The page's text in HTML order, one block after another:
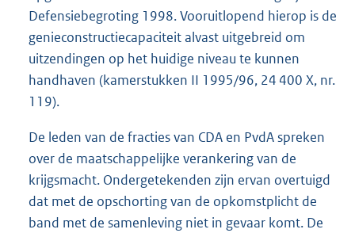
Defensiebegroting 1998. Vooruitlopend hierop is de
genieconstructiecapaciteit alvast uitgebreid om
uitzendingen op het huidige niveau te kunnen
handhaven (kamerstukken II 1995/96, 24 400 X, nr.
119).
De leden van de fracties van CDA en PvdA spreken
over de maatschappelijke verankering van de
krijgsmacht. Ondergetekenden zijn ervan overtuigd
dat met de opschorting van de opkomstplicht de
band met de samenleving niet in gevaar komt. De